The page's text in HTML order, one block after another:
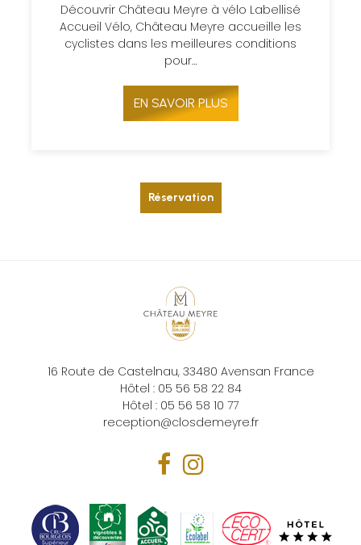
Découvrir Château Meyre à vélo Labellisé
Accueil Vélo, Château Meyre accueille les
cyclistes dans les meilleures conditions
pour…
EN SAVOIR PLUS
Réservation
16 Route de Castelnau, 33480 Avensan France
Hôtel : 05 56 58 22 84
Hôtel : 05 56 58 10 77
reception@closdemeyre.fr